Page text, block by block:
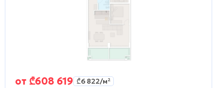
от ₾608 619 ₾6 822/м²